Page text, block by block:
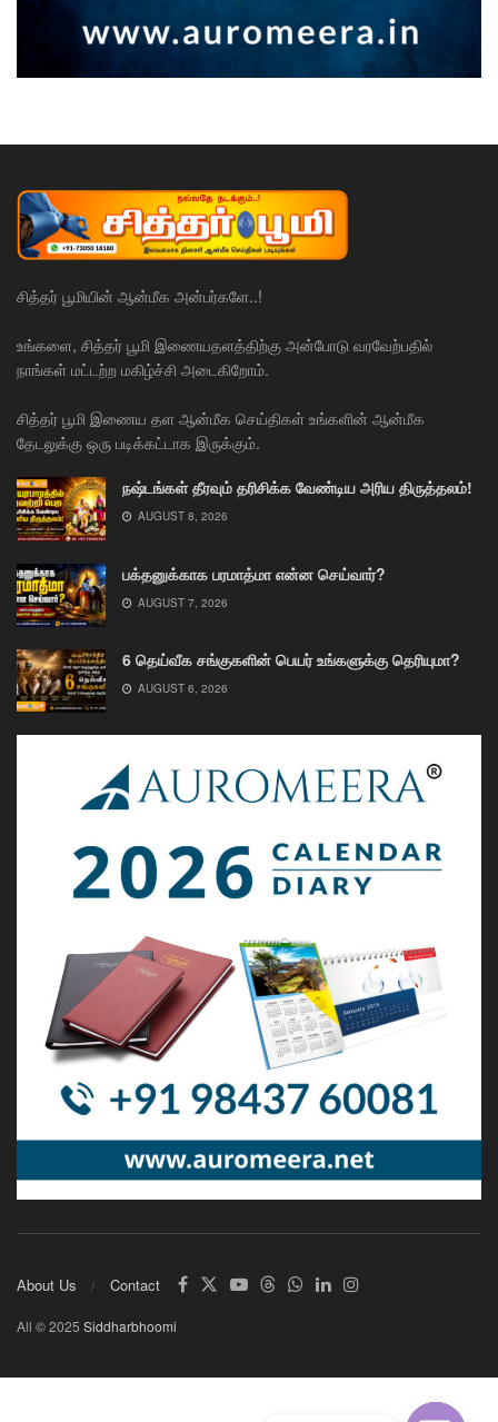
சித்தர் பூமியின் ஆன்மீக அன்பர்களே..!
உங்களை, சித்தர் பூமி இணையதளத்திற்கு அன்போடு வரவேற்பதில்
நாங்கள் மட்டற்ற மகிழ்ச்சி அடைகிறோம்.
சித்தர் பூமி இணைய தள ஆன்மீக செய்திகள் உங்களின் ஆன்மீக
தேடலுக்கு ஒரு படிக்கட்டாக இருக்கும்.
நஷ்டங்கள் தீரவும் தரிசிக்க வேண்டிய அரிய திருத்தலம்!
AUGUST 8, 2026
பக்தனுக்காக பரமாத்மா என்ன செய்வார்?
AUGUST 7, 2026
6 தெய்வீக சங்குகளின் பெயர் உங்களுக்கு தெரியுமா?
AUGUST 6, 2026
About Us Contact
All © 2025 Siddharbhoomi